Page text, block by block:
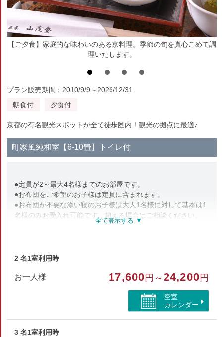
【ご夕食】家庭的な味わいのある京料理。季節の旬を真心こめて調
理いたします。
プラン販売期間：2010/9/9～2026/12/31
朝食付
夕食付
京都の有名観光スポットが全て徒歩圏内！観光の拠点に最適♪
町家風純和室【6-10畳】トイレ付
●定員が2～最大4名様までのお部屋です。
●お布団をご希望のお子様は定員に含まれます。
●お布団が不要な添い寝のお子様は大人1名様に対して基本は1
名様のみお受入れ可能です。超える場合はご相談ください。
和室
部屋特徴
2 名1室利用時
お一人様 17,600 円～24,200 円
空室
カレンダー
3 名1室利用時